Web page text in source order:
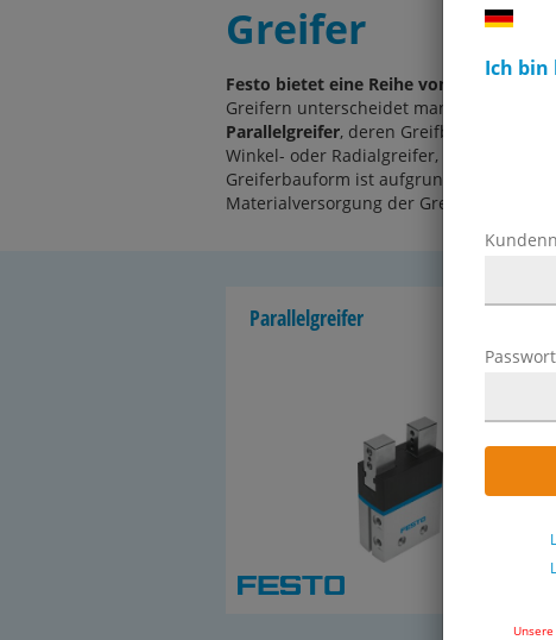
Ich bin
Passwort
Greifer
Festo bietet eine Reihe von
Greifern unterscheidet man nach dem
Parallelgreifer, deren Greifbewegung
Winkel- oder Radialgreifer, die das
Greiferbauform ist aufgrund seiner
Materialversorgung der Greifer benötigt
Par­al­lel­grei­fer
TOPSELLER